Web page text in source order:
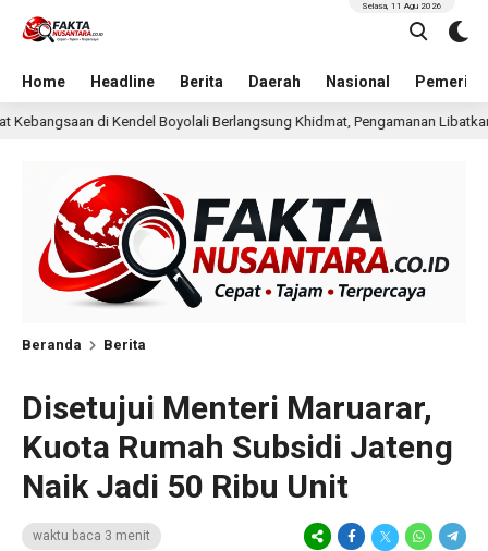
Home Headline Berita Daerah Nasional
Selasa, 11 Agu 2026
Berlangsung Khidmat, Pengamanan Libatkan TNI-Polri dan Banser
Beranda Berita
Disetujui Menteri Maruarar,
Kuota Rumah Subsidi Jateng
Naik Jadi 50 Ribu Unit
waktu baca 3 menit